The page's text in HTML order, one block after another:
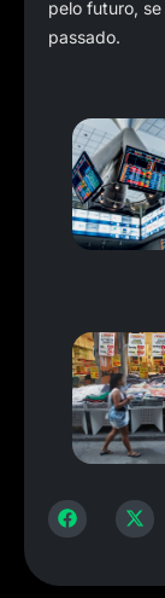
pelo futuro,
passado.